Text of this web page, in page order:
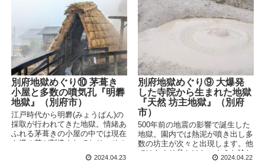
別府地獄めぐり⑩ 茅葺き
小屋と多数の噴気孔『明礬
地獄』（別府市）
江戸時代から明礬(みょうばん)の
採取が行われてきた地獄。情緒あ
ふれる茅葺きの小屋の中では現在
も湯の花が製造されており、その
過程を見学することができます。
2024.04.23
別府地獄めぐり⑨ 大爆発
した寺院から生まれた地獄
『天然 坊主地獄』（別府
市）
500年前の地震の影響で誕生した
地獄。園内では熱泥が噴き出し多
数の坊主が次々と出現します。他
ではあまり見かけないような珍し
い像も見どころです。
2024.04.22